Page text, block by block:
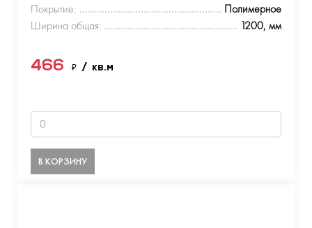
Покрытие:
Полимерное
Ширина общая:
1200, мм
466 ₽ / кв.м
В КОРЗИНУ